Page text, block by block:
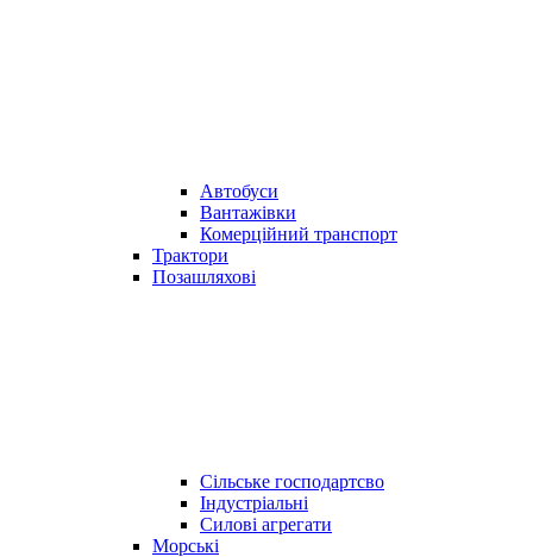
Автобуси
Вантажівки
Комерційний транспорт
Трактори
Позашляхові
Сільське господартсво
Індустріальні
Силові агрегати
Морські